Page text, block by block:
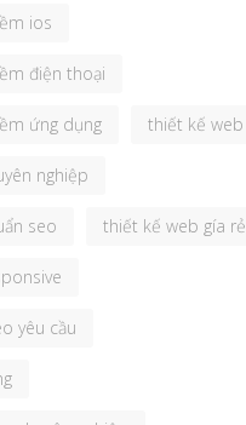
ios
điện thoại
ứng dụng thiết kế web
nghiệp
seo thiết kế web gía rẻ
yêu cầu